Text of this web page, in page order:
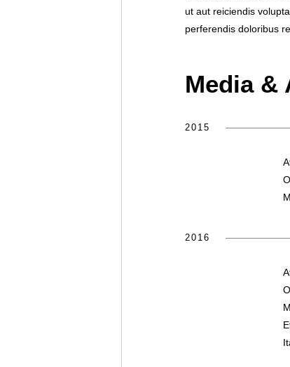
ut aut reiciendis
perferendis doloribus
Media &
2015
2016